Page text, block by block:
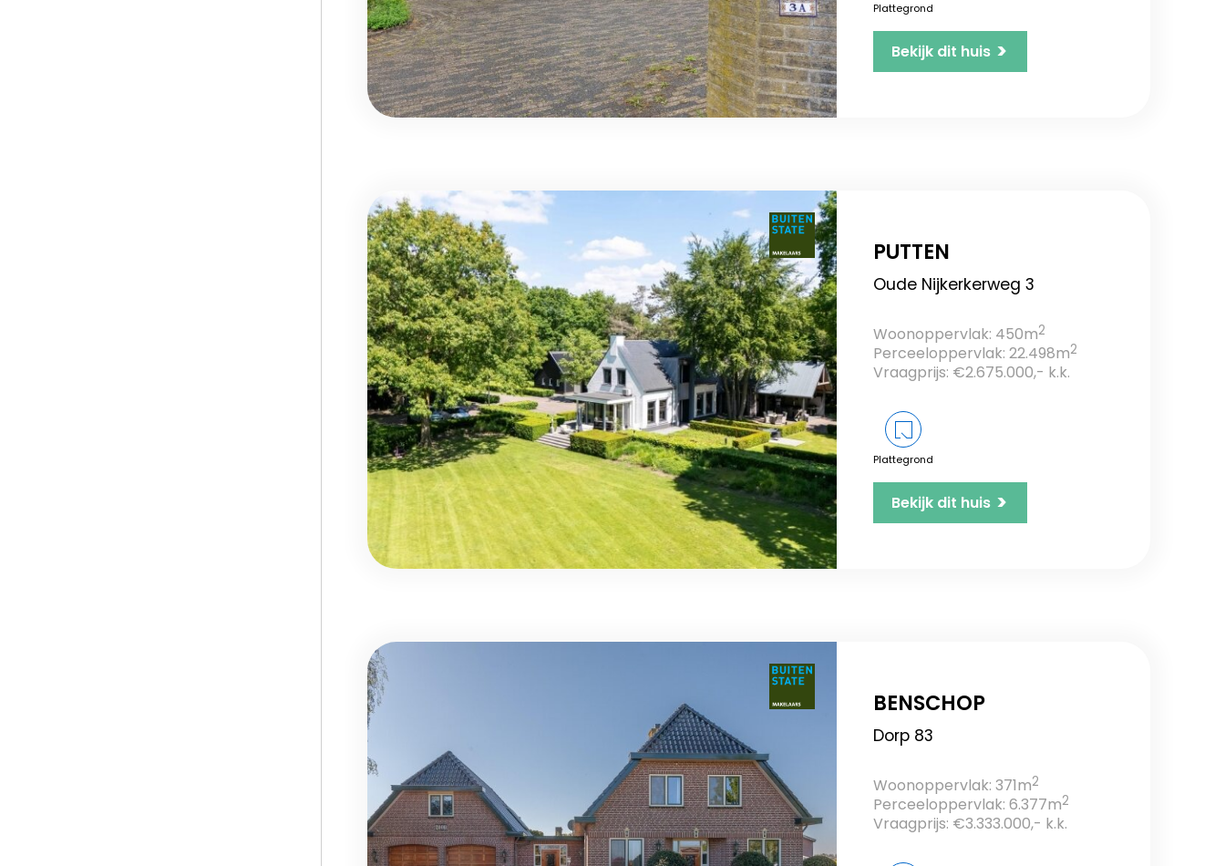
Plattegrond
Bekijk dit huis >
PUTTEN
Oude Nijkerkerweg 3
Woonoppervlak: 450m2
Perceeloppervlak: 22.498m2
Vraagprijs: €2.675.000,- k.k.
Plattegrond
Bekijk dit huis >
BENSCHOP
Dorp 83
Woonoppervlak: 371m2
Perceeloppervlak: 6.377m2
Vraagprijs: €3.333.000,- k.k.